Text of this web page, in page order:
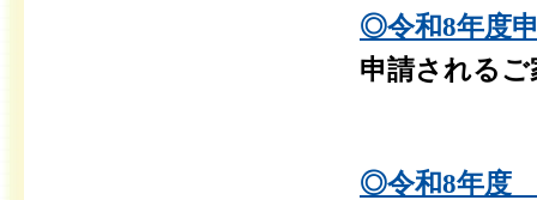
◎令和8年度
申請される
◎令和8年度